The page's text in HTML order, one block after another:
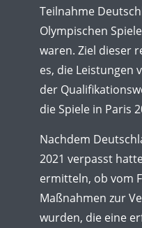
Teilnahme
Olympischen
waren. Ziel dieser
es, die Leistungen
der
die Spiele in Paris
Nachdem
2021 verpasst
ermitteln, ob vom
Maßnahmen zur
wurden, die eine